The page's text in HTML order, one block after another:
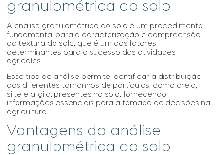
granulométrica do solo
A análise granulométrica do solo é um procedimento
fundamental para a caracterização e compreensão
da textura do solo, que é um dos fatores
determinantes para o sucesso das atividades
agrícolas.
Esse tipo de análise permite identificar a distribuição
dos diferentes tamanhos de partículas, como areia,
silte e argila, presentes no solo, fornecendo
informações essenciais para a tomada de decisões na
agricultura.
Vantagens da análise
granulométrica do solo